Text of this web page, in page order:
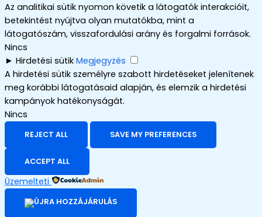
Az analitikai sütik nyomon követik a látogatók interakcióit,
betekintést nyújtva olyan mutatókba, mint a
látogatószám, visszafordulási arány és forgalmi források.
Nincs
► Hirdetési sütik Megjegyzés
A hirdetési sütik személyre szabott hirdetéseket jelenítenek
meg korábbi látogatásaid alapján, és elemzik a hirdetési
kampányok hatékonyságát.
Nincs
REJECT ALL SAVE MY PREFERENCES
ACCEPT ALL
Üzemelteti